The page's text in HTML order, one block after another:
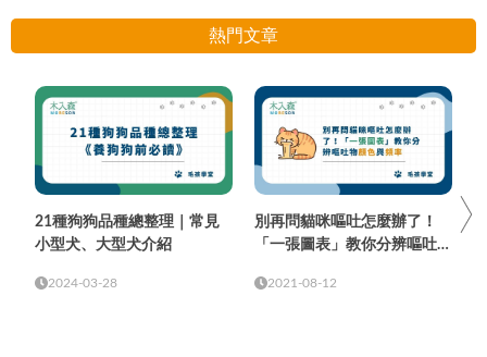
熱門文章
21種狗狗品種總整理｜常見
小型犬、大型犬介紹
2024-03-28
別再問貓咪嘔吐怎麼辦了！
「一張圖表」教你分辨嘔吐物
2021-08-12